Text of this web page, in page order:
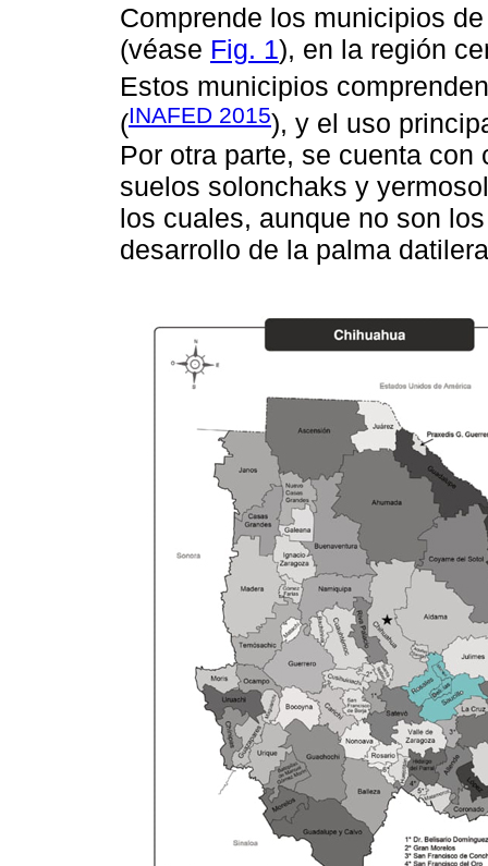
Comprende los municipios
(véase Fig. 1), en la región
Estos municipios
(INAFED 2015), y el uso
Por otra parte, se cuenta
suelos solonchaks y
los cuales, aunque no son
desarrollo de la palma